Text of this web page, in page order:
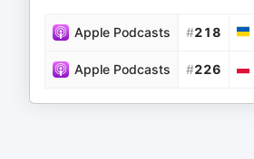
Apple Podcasts #218
Apple Podcasts #226